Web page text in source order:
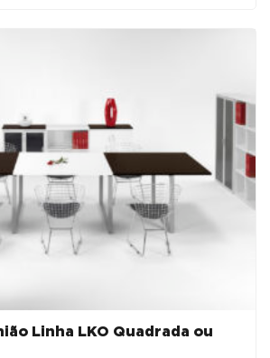
Linha LKO Quadrada ou